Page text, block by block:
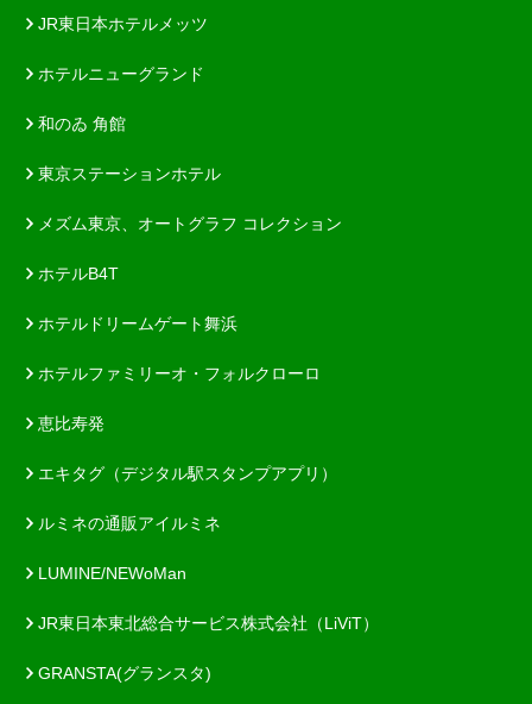
JR東日本ホテルメッツ
ホテルニューグランド
和のゐ 角館
東京ステーションホテル
メズム東京、オートグラフ コレクション
ホテルB4T
ホテルドリームゲート舞浜
ホテルファミリーオ・フォルクローロ
恵比寿発
エキタグ（デジタル駅スタンプアプリ）
ルミネの通販アイルミネ
LUMINE/NEWoMan
JR東日本東北総合サービス株式会社（LiViT）
GRANSTA(グランスタ)